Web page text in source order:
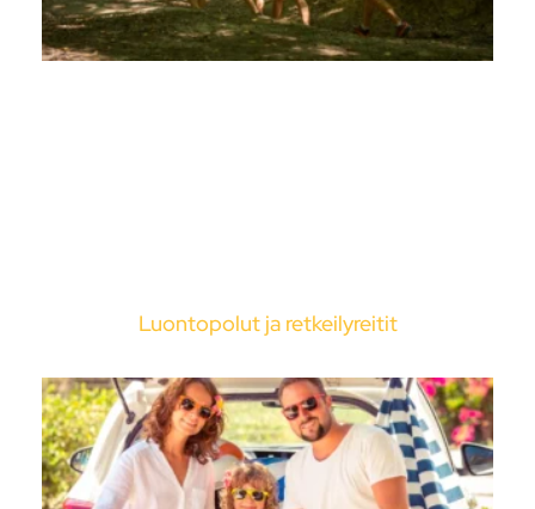
Luontopolut ja retkeilyreitit